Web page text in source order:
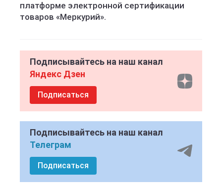
платформе электронной сертификации
товаров «Меркурий».
Подписывайтесь на наш канал
Яндекс Дзен
Подписаться
Подписывайтесь на наш канал
Телеграм
Подписаться